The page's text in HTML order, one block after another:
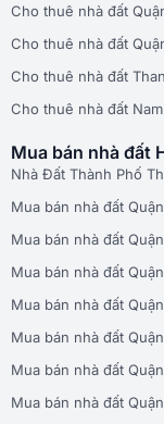
Cho thuê nhà đất
Cho thuê nhà đất
Cho thuê nhà đất
Cho thuê nhà đất
Mua bán nhà đất
Nhà Đất Thành Phố
Mua bán nhà đất
Mua bán nhà đất
Mua bán nhà đất
Mua bán nhà đất
Mua bán nhà đất
Mua bán nhà đất
Mua bán nhà đất